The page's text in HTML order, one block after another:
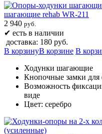
шагающие rehab WR-211
2 940 руб.
✔ есть в наличии
доставка: 180 руб.
В корзинуВ корзине В
Ходунки шагающие
Кнопочные замки
Возможность
виде
Цвет: серебро